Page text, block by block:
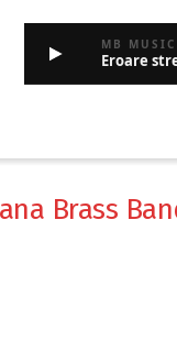
MB
Eroare
Brass